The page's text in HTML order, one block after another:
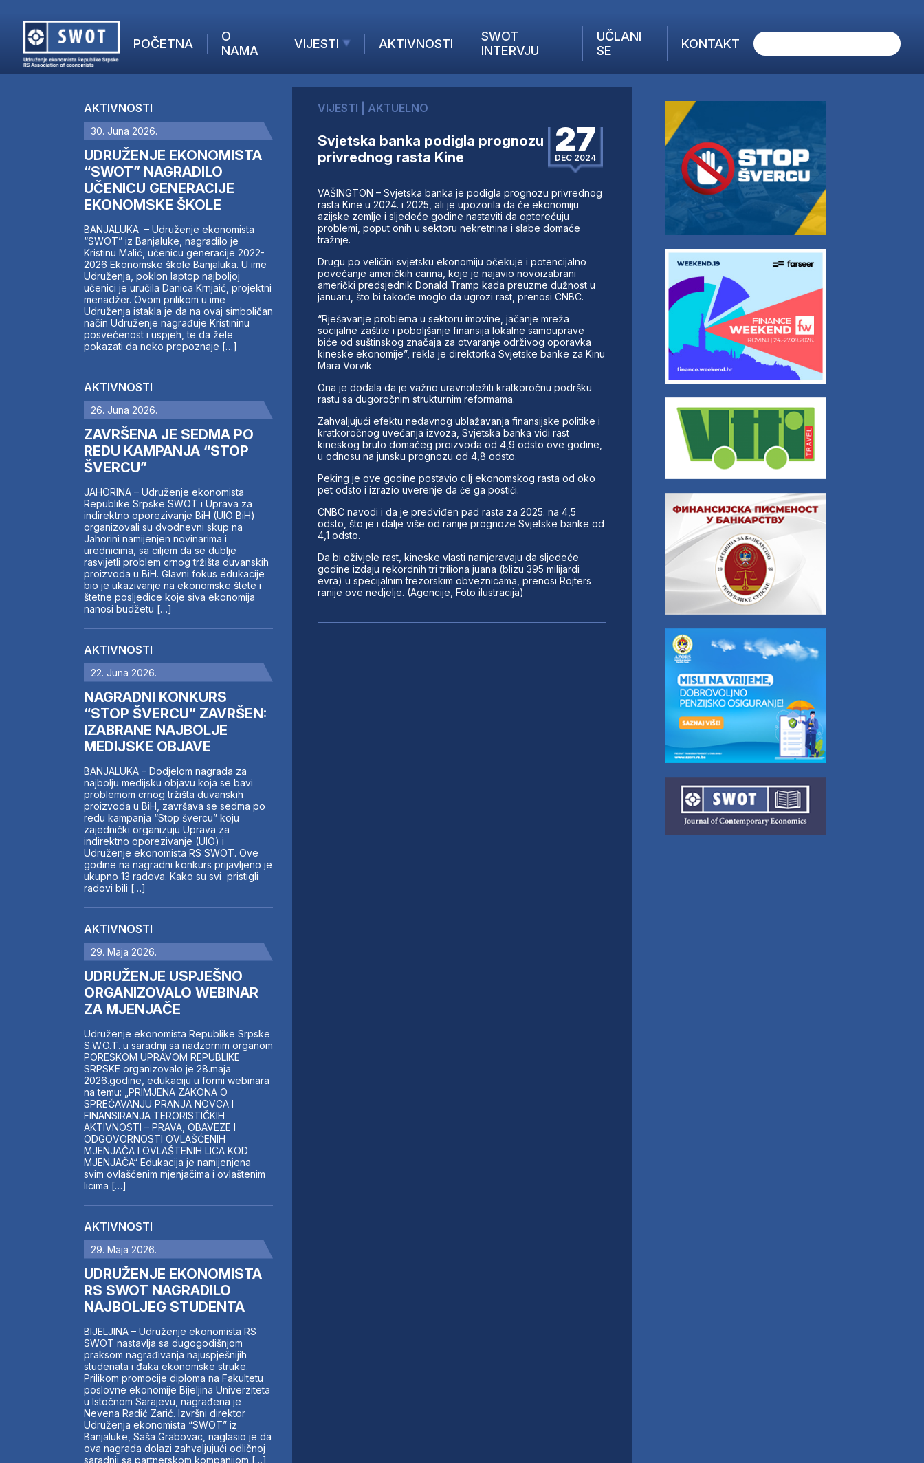
POČETNA
O
NAMA
VIJESTI
AKTUELNO
KOMPANIJE
FINANSIJE
IZ STRANIH MEDIJA
AKTIVNOSTI
SWOT
INTERVJU
UČLANI
SE
KONTAKT
AKTUELNO
ANALIZE
KOMPANIJE
FINANSIJE
IZ STRANIH MEDIJA
AKTIVNOSTI
SWOT INTERVJU
UČLANI SE
KONTAKT
AKTIVNOSTI
30. Juna 2026.
UDRUŽENJE EKONOMISTA
“SWOT” NAGRADILO
UČENICU GENERACIJE
EKONOMSKE ŠKOLE
BANJALUKA – Udruženje ekonomista
“SWOT” iz Banjaluke, nagradilo je
Kristinu Malić, učenicu generacije 2022-
2026 Ekonomske škole Banjaluka. U ime
Udruženja, poklon laptop najboljoj
učenici je uručila Danica Krnjaić, projektni
menadžer. Ovom prilikom u ime
Udruženja istakla je da na ovaj simboličan
način Udruženje nagrađuje Kristininu
posvećenost i uspjeh, te da žele
pokazati da neko prepoznaje […]
AKTIVNOSTI
26. Juna 2026.
ZAVRŠENA JE SEDMA PO
REDU KAMPANJA “STOP
ŠVERCU”
JAHORINA – Udruženje ekonomista
Republike Srpske SWOT i Uprava za
indirektno oporezivanje BiH (UIO BiH)
organizovali su dvodnevni skup na
Jahorini namijenjen novinarima i
urednicima, sa ciljem da se dublje
rasvijetli problem crnog tržišta duvanskih
proizvoda u BiH. Glavni fokus edukacije
bio je ukazivanje na ekonomske štete i
štetne posljedice koje siva ekonomija
nanosi budžetu […]
AKTIVNOSTI
22. Juna 2026.
NAGRADNI KONKURS
“STOP ŠVERCU” ZAVRŠEN:
IZABRANE NAJBOLJE
MEDIJSKE OBJAVE
BANJALUKA – Dodjelom nagrada za
najbolju medijsku objavu koja se bavi
problemom crnog tržišta duvanskih
proizvoda u BiH, završava se sedma po
redu kampanja “Stop švercu” koju
zajednički organizuju Uprava za
indirektno oporezivanje (UIO) i
Udruženje ekonomista RS SWOT. Ove
godine na nagradni konkurs prijavljeno je
ukupno 13 radova. Kako su svi pristigli
radovi bili […]
AKTIVNOSTI
29. Maja 2026.
UDRUŽENJE USPJEŠNO
ORGANIZOVALO WEBINAR
ZA MJENJAČE
Udruženje ekonomista Republike Srpske
S.W.O.T. u saradnji sa nadzornim organom
PORESKOM UPRAVOM REPUBLIKE
SRPSKE organizovalo je 28.maja
2026.godine, edukaciju u formi webinara
na temu: „PRIMJENA ZAKONA O
SPREČAVANJU PRANJA NOVCA I
FINANSIRANJA TERORISTIČKIH
AKTIVNOSTI – PRAVA, OBAVEZE I
ODGOVORNOSTI OVLAŠĆENIH
MJENJAČA I OVLAŠTENIH LICA KOD
MJENJAČA“ Edukacija je namijenjena
svim ovlašćenim mjenjačima i ovlaštenim
licima […]
AKTIVNOSTI
29. Maja 2026.
UDRUŽENJE EKONOMISTA
RS SWOT NAGRADILO
NAJBOLJEG STUDENTA
BIJELJINA – Udruženje ekonomista RS
SWOT nastavlja sa dugogodišnjom
praksom nagrađivanja najuspješnijih
studenata i đaka ekonomske struke.
Prilikom promocije diploma na Fakultetu
poslovne ekonomije Bijeljina Univerziteta
u Istočnom Sarajevu, nagrađena je
Nevena Radić Zarić. Izvršni direktor
Udruženja ekonomista “SWOT” iz
Banjaluke, Saša Grabovac, naglasio je da
ova nagrada dolazi zahvaljujući odličnoj
saradnji sa partnerskom kompanijom […]
VIJESTI AKTUELNO
Svjetska banka podigla prognozu
privrednog rasta Kine
27
DEC 2024
VAŠINGTON – Svjetska banka je podigla prognozu privrednog
rasta Kine u 2024. i 2025, ali je upozorila da će ekonomiju
azijske zemlje i sljedeće godine nastaviti da opterećuju
problemi, poput onih u sektoru nekretnina i slabe domaće
tražnje.
Drugu po veličini svjetsku ekonomiju očekuje i potencijalno
povećanje američkih carina, koje je najavio novoizabrani
američki predsjednik Donald Tramp kada preuzme dužnost u
januaru, što bi takođe moglo da ugrozi rast, prenosi CNBC.
“Rješavanje problema u sektoru imovine, jačanje mreža
socijalne zaštite i poboljšanje finansija lokalne samouprave
biće od suštinskog značaja za otvaranje održivog oporavka
kineske ekonomije”, rekla je direktorka Svjetske banke za Kinu
Mara Vorvik.
Ona je dodala da je važno uravnotežiti kratkoročnu podršku
rastu sa dugoročnim strukturnim reformama.
Zahvaljujući efektu nedavnog ublažavanja finansijske politike i
kratkoročnog uvećanja izvoza, Svjetska banka vidi rast
kineskog bruto domaćeg proizvoda od 4,9 odsto ove godine,
u odnosu na junsku prognozu od 4,8 odsto.
Peking je ove godine postavio cilj ekonomskog rasta od oko
pet odsto i izrazio uverenje da će ga postići.
CNBC navodi i da je predviđen pad rasta za 2025. na 4,5
odsto, što je i dalje više od ranije prognoze Svjetske banke od
4,1 odsto.
Da bi oživjele rast, kineske vlasti namjeravaju da sljedeće
godine izdaju rekordnih tri triliona juana (blizu 395 milijardi
evra) u specijalnim trezorskim obveznicama, prenosi Rojters
ranije ove nedjelje. (Agencije, Foto ilustracija)